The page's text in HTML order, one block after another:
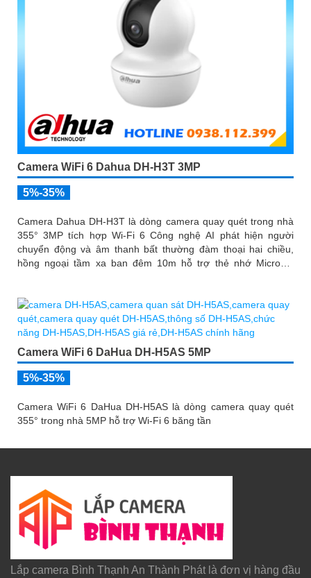
Camera WiFi 6 Dahua DH-H3T 3MP
5%-35%
Camera Dahua DH-H3T là dòng camera quay quét trong nhà
355° 3MP tích hợp Wi-Fi 6 Công nghệ AI phát hiện người
chuyển động và âm thanh bất thường đàm thoại hai chiều,
hồng ngoại tầm xa ban đêm 10m hỗ trợ thẻ nhớ MicroSD
Camera WiFi 6 DaHua DH-H5AS 5MP
5%-35%
Camera WiFi 6 DaHua DH-H5AS là dòng camera quay quét
355° trong nhà 5MP hỗ trợ Wi-Fi 6 băng tần
Lắp camera Bình Thạnh An Thành Phát là đơn vị hàng đầu